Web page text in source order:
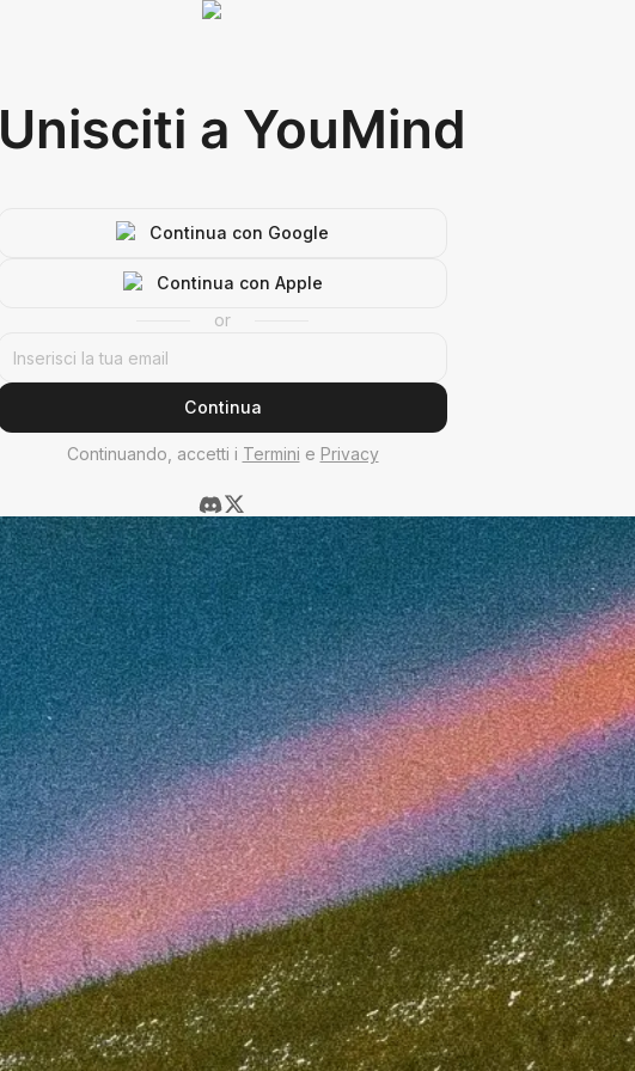
Unisciti a YouMind
Continua con Google
Continua con Apple
or
Continua
Continuando, accetti i Termini e Privacy